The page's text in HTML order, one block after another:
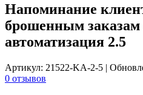
Напоминание
брошенным
автоматизация 2.5
Артикул: 21522-KA-2-5 |
0 отзывов